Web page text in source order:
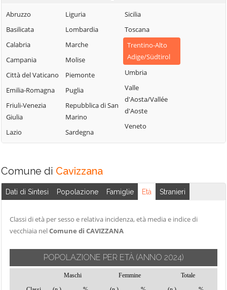
Bocenago
Bondone
Borgo Chiese
Borgo d'Anaunia
Borgo Lares
Borgo Valsugana
Brentonico
Bresimo
Caderzone
Terme
Lago
Caldes
Caldonazzo
Calliano
Campitello di
Campodenno
Isera
Lavarone
Lavis
Ledro
Levico Terme
Livo
Lona-Lases
Luserna
Madruzzo
Mezzana
Mezzocorona
Moena
Molveno
Dorsino
San Michele
all'Adige
Sant'Orsola
Terme
Sanzeno
Sarnonico
Scurelle
Segonzano
Sella Giudicarie
Sover
Spormaggiore
Stenico
Storo
Abruzzo
Basilicata
Calabria
Campania
Città del Vaticano
Emilia-Romagna
Friuli-Venezia
Giulia
Lazio
Liguria
Lombardia
Marche
Molise
Piemonte
Puglia
Repubblica di San
Marino
Sardegna
Sicilia
Toscana
Trentino-Alto
Adige/Südtirol
Umbria
Valle
d'Aosta/Vallée
d'Aoste
Veneto
Comune di Cavizzana
Dati di Sintesi Popolazione Famiglie Età Stranieri
Classi di età per sesso e relativa incidenza, età media e indice di
vecchiaia nelComune di CAVIZZANA
POPOLAZIONE PER ETÀ (ANNO 2024)
Maschi Femmine
Totale